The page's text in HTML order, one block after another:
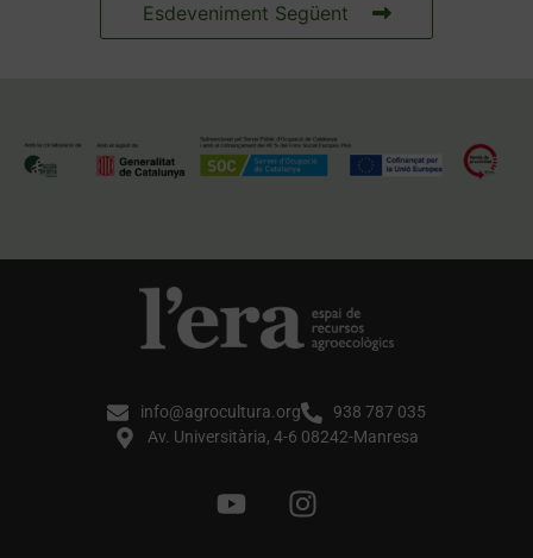
Esdeveniment Següent
info@agrocultura.org
938 787 035
Av. Universitària, 4-6 08242-Manresa